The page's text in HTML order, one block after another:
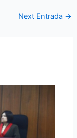
Next Entrada →